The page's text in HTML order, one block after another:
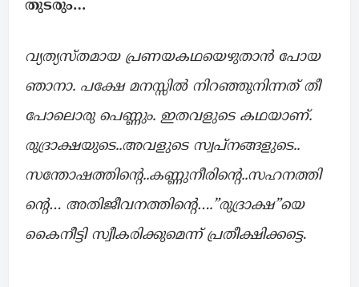
തുടരും…
വ്യത്യസ്തമായ പ്രണയകഥയെഴുതാൻ പോയ
ഞാനാ. പക്ഷേ മനസ്സിൽ നിറഞ്ഞുനിന്നത് തീ
പോലൊരു പെണ്ണും. ഇതവളുടെ കഥയാണ്.
രുദ്രാക്ഷയുടെ..അവളുടെ സ്വപ്നങ്ങളുടെ..
സന്തോഷത്തിന്റെ..കണ്ണുനീരിന്റെ..സഹനത്തി
ന്റെ… അതിജീവനത്തിന്റെ….”രുദ്രാക്ഷ”യെ
കൈനീട്ടി സ്വീകരിക്കുമെന്ന് പ്രതീക്ഷിക്കട്ടെ.